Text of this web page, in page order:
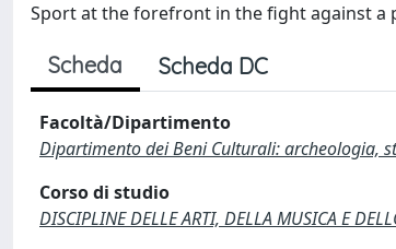
Sport at the forefront in the fight against a
Scheda Scheda DC
Facoltà/Dipartimento
Dipartimento dei Beni Culturali: archeologia,
Corso di studio
DISCIPLINE DELLE ARTI, DELLA MUSICA E